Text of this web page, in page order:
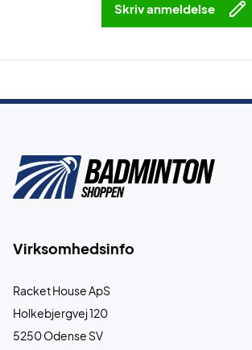
Skriv anmeldelse
Virksomhedsinfo
Racket House ApS
Holkebjergvej 120
5250 Odense SV